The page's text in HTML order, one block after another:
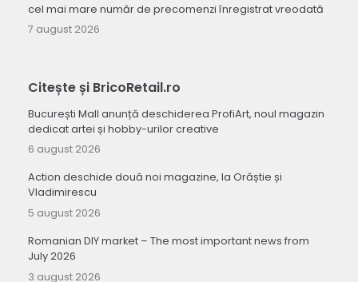
cel mai mare număr de precomenzi înregistrat vreodată
7 august 2026
Citește și BricoRetail.ro
București Mall anunță deschiderea ProfiArt, noul magazin
dedicat artei și hobby-urilor creative
6 august 2026
Action deschide două noi magazine, la Orăștie și
Vladimirescu
5 august 2026
Romanian DIY market – The most important news from
July 2026
3 august 2026